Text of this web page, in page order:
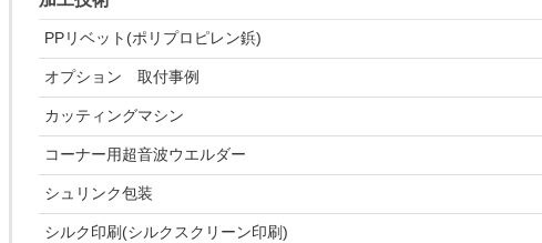
PPリベット(ポリプロピレン鋲)
オプション 取付事例
カッティングマシン
コーナー用超音波ウエルダー
シュリンク包装
シルク印刷(シルクスクリーン印刷)